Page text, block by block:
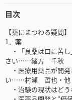
目次
【薬にまつわる疑問】
1．薬
・「良薬は口に苦し
さい……緒方 千秋
・医療用薬品が開発
い……村瀬 哲也・他
・治験の現状はど